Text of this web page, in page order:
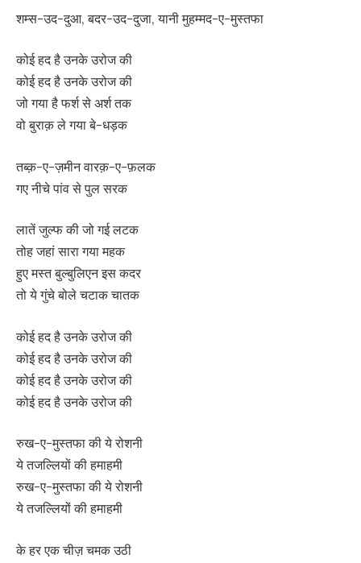
शम्स-उद-दुआ, बदर-उद-दुजा, यानी मुहम्मद-ए-मुस्तफा
कोई हद है उनके उरोज की
कोई हद है उनके उरोज की
जो गया है फर्श से अर्श तक
वो बुराक़ ले गया बे-धड़क
तब्क़-ए-ज़मीन वारक़-ए-फ़लक
गए नीचे पांव से पुल सरक
लातें जुल्फ की जो गई लटक
तोह जहां सारा गया महक
हुए मस्त बुल्बुलिएन इस कदर
तो ये गुंचे बोले चटाक चातक
कोई हद है उनके उरोज की
कोई हद है उनके उरोज की
कोई हद है उनके उरोज की
कोई हद है उनके उरोज की
रुख-ए-मुस्तफा की ये रोशनी
ये तजल्लियों की हमाहमी
रुख-ए-मुस्तफा की ये रोशनी
ये तजल्लियों की हमाहमी
के हर एक चीज़ चमक उठी